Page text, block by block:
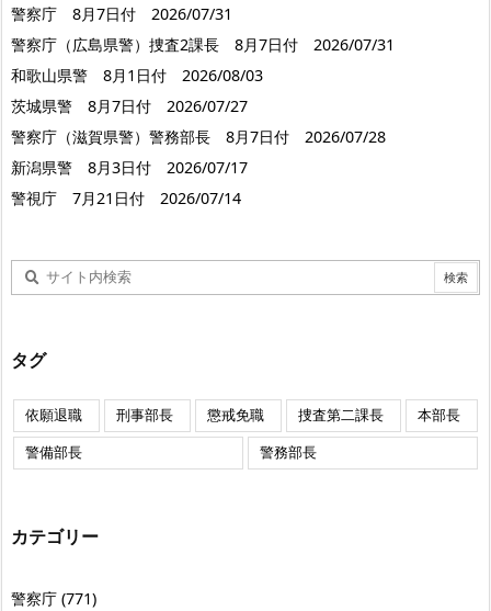
警察庁 8月7日付 2026/07/31
警察庁（広島県警）捜査2課長 8月7日付 2026/07/31
和歌山県警 8月1日付 2026/08/03
茨城県警 8月7日付 2026/07/27
警察庁（滋賀県警）警務部長 8月7日付 2026/07/28
新潟県警 8月3日付 2026/07/17
警視庁 7月21日付 2026/07/14
タグ
依願退職 刑事部長 懲戒免職 捜査第二課長
本部長
警備部長
警務部長
カテゴリー
警察庁 (771)